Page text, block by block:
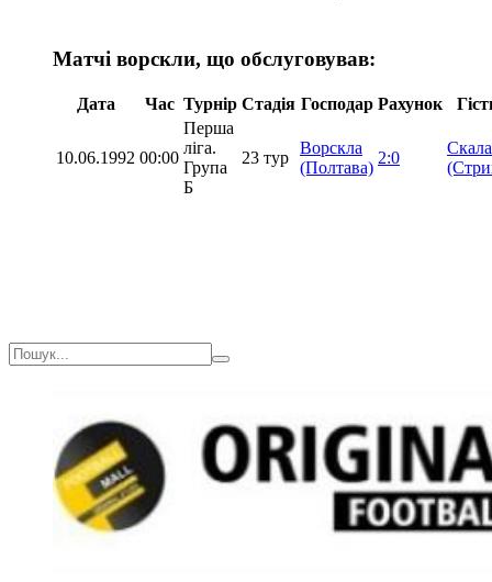
Матчі ворскли, що обслуговував:
Дата Час Турнір Стадія Господар Рахунок
10.06.1992 00:00
Перша
ліга.
Група
Б
23 тур
Ворскла
(Полтава)
2:0
Скала